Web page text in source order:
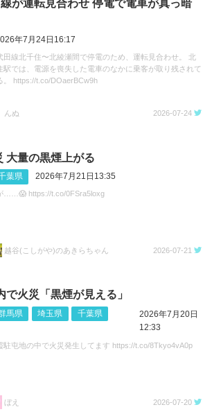
が運転見合わせ 停電で電車が真っ暗
年7月24日16:17
田線北千住〜北綾瀬間で停電のため、運転見合わせ。 北
駅では、電源を喪失した電車のなかに乗客が取り残されて
。 https://t.co/DOaerBCw9h
んぬ 2026-07-24
大量の黒煙上がる
葉県 2026年7月21日13:35
……😱 https://t.co/0FSra5loxg
越谷(こしがや)のあきらちゃん 2026-07-21
で火災「黒煙が見える」
馬県 埼玉県
千葉県
2026年7月20日
12:33
駐屯地の中で火災発生してます https://t.co/8Tkyo4vA0p
ぼえ 2026-07-20